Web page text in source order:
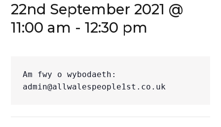
22nd September 2021 @
11:00 am -12:30 pm
Am fwy o wybodaeth:
admin@allwalespeople1st.co.uk